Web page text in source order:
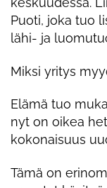
Puoti, joka tuo
lähi- ja
Miksi yritys
Elämä tuo
nyt on oikea
kokonaisuus
Tämä on